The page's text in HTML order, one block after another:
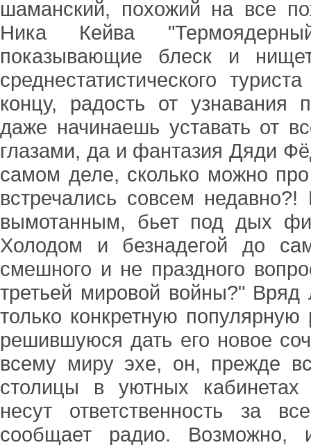
шаманский, похожий на все
Ника Кейва
показывающие блеск и
среднестатистического
концу, радость от узнавания
даже начинаешь уставать от
глазами, да и фантазия Дяди
самом деле, сколько можно
встречались совсем
вымотанным, бьет под дых
Холодом и безнадегой до
смешного и не праздного
третьей мировой войны?"
только конкретную
решившуюся дать его новое
всему миру эхе, он, прежде
столицы в уютных кабинетах
несут ответственность за
сообщает радио.